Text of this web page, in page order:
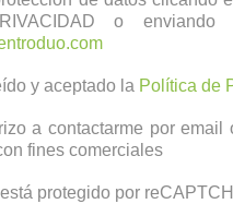
o
y aceptado la Política de
a contactarme por email
fines comerciales
protegido por